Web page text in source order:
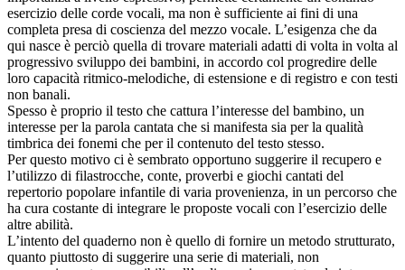
esercizio delle corde vocali, ma non è sufficiente ai fini di una
completa presa di coscienza del mezzo vocale. L’esigenza che da
qui nasce è perciò quella di trovare materiali adatti di volta in volta al
progressivo sviluppo dei bambini, in accordo col progredire delle
loro capacità ritmico-melodiche, di estensione e di registro e con testi
non banali.
Spesso è proprio il testo che cattura l’interesse del bambino, un
interesse per la parola cantata che si manifesta sia per la qualità
timbrica dei fonemi che per il contenuto del testo stesso.
Per questo motivo ci è sembrato opportuno suggerire il recupero e
l’utilizzo di filastrocche, conte, proverbi e giochi cantati del
repertorio popolare infantile di varia provenienza, in un percorso che
ha cura costante di integrare le proposte vocali con l’esercizio delle
altre abilità.
L’intento del quaderno non è quello di fornire un metodo strutturato,
quanto piuttosto di suggerire una serie di materiali, non